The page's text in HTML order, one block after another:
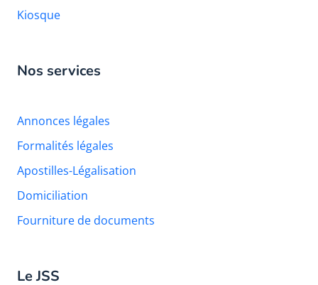
Kiosque
Nos services
Annonces légales
Formalités légales
Apostilles-Légalisation
Domiciliation
Fourniture de documents
Le JSS